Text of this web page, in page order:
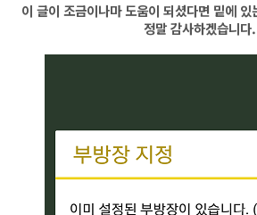
이 글이 조금이나마 도움이 되셨다면 밑에
정말 감사하겠습니다.